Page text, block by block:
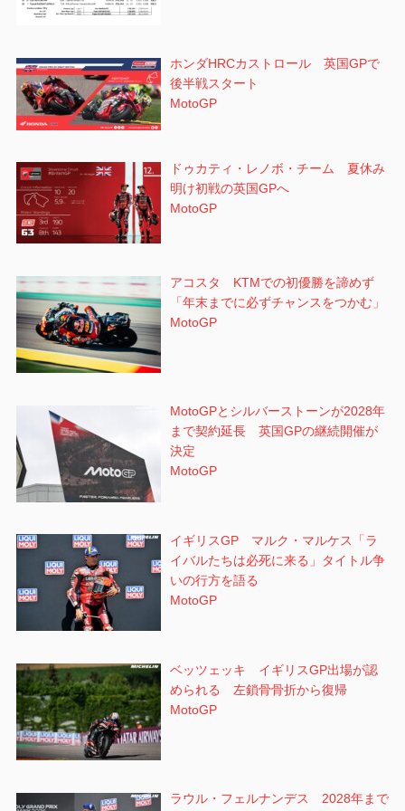
ホンダHRCカストロール 英国GPで
後半戦スタート
MotoGP
ドゥカティ・レノボ・チーム 夏休み
明け初戦の英国GPへ
MotoGP
アコスタ KTMでの初優勝を諦めず
「年末までに必ずチャンスをつかむ」
MotoGP
MotoGPとシルバーストーンが2028年
まで契約延長 英国GPの継続開催が
決定
MotoGP
イギリスGP マルク・マルケス「ラ
イバルたちは必死に来る」タイトル争
いの行方を語る
MotoGP
ベッツェッキ イギリスGP出場が認
められる 左鎖骨骨折から復帰
MotoGP
ラウル・フェルナンデス 2028年まで